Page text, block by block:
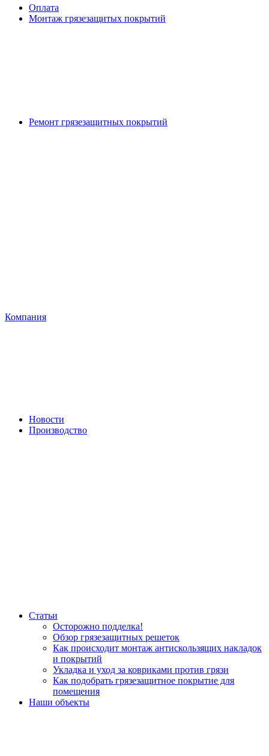
Оплата
Монтаж грязезащитых покрытий
Ремонт грязезащитных покрытий
Компания
Новости
Производство
Статьи
Осторожно подделка!
Обзор грязезащитных решеток
Как происходит монтаж антискользящих накладок
и покрытий
Укладка и уход за ковриками против грязи
Как подобрать грязезащитное покрытие для
помещения
Наши объекты